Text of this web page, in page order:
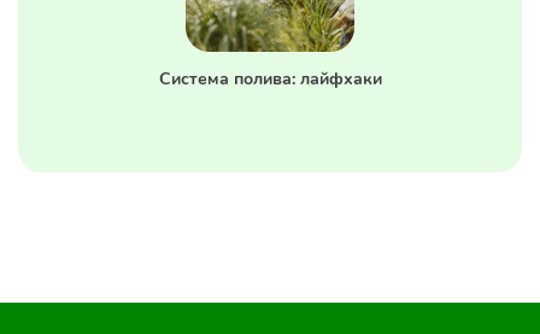
Система полива: лайфхаки